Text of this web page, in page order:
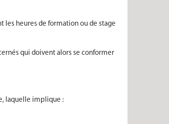
les heures de formation ou de stage
qui doivent alors se conformer
laquelle implique :